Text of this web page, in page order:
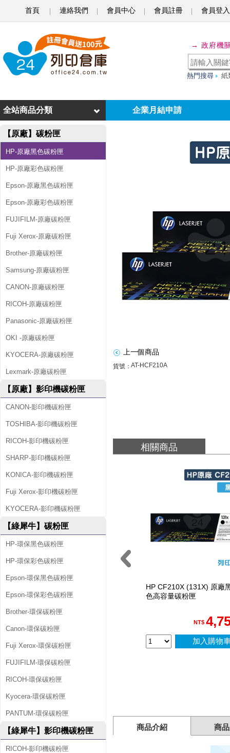
首頁 連絡我們 會員中心 會員註冊 會員登入
C
2
1
A
(
廠
黑
色
碳
粉
匣
超
值
組
2
黑
→ 政府機
熱門搜尋 紙
企業月結申請
全站商品分類
【原廠】碳粉匣
HP-原廠黑色碳粉匣
HP-原廠彩色碳粉匣
Epson-原廠黑色碳粉匣
Epson-原廠彩色碳粉匣
FUJIFILM-原廠碳粉匣
Fuji Xerox-原廠碳粉匣
Brother-原廠碳粉匣
Samsung-原廠碳粉匣
CANON-原廠碳粉匣
RICOH-原廠碳粉匣
Panasonic-原廠碳粉匣
OKI -原廠碳粉匣
KYOCERA-原廠碳粉匣
Lexmark-原廠碳粉匣
【原廠】影印機碳粉匣
CANON-影印機碳粉匣
TOSHIBA-影印機碳粉匣
RICOH-影印機碳粉匣
SHARP-影印機碳粉匣
KONICA-影印機碳粉匣
Fuji Xerox-影印機碳粉匣
KYOCERA-影印機碳粉匣
【綠犀牛】碳粉匣
HP-環保黑色碳粉匣
HP-環保彩色碳粉匣
Epson-環保黑色碳粉匣
Epson-環保彩色碳粉匣
Brother-環保碳粉匣
Canon-環保碳粉匣
Fuji Xerox-環保碳粉匣
FUJIFILM-環保碳粉匣
RICOH-環保碳粉匣
Kyocera-環保碳粉匣
PANTUM-環保碳粉匣
【綠犀牛】影印機碳粉匣
RICOH-影印機碳粉匣
上一個商品
貨號：AT-HCF210A
相關商品
HP CF210X (131X) 原廠
色高容量碳粉匣
NT$
加入購物
商品介紹 商